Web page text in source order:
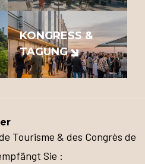
KONGRESS &
TAGUNG
Tourisme & des Congrès de
Sie :